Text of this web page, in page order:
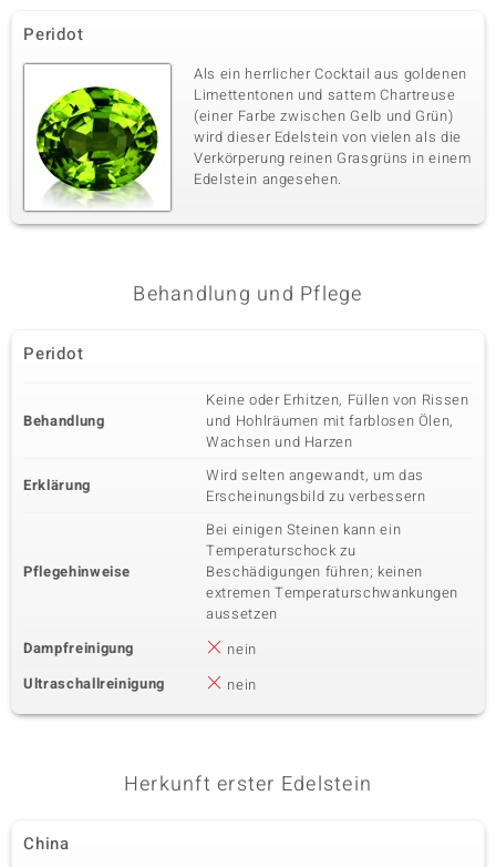
Peridot
Als ein herrlicher Cocktail aus goldenen
Limettentonen und sattem Chartreuse
(einer Farbe zwischen Gelb und Grün)
wird dieser Edelstein von vielen als die
Verkörperung reinen Grasgrüns in einem
Edelstein angesehen.
Behandlung und Pflege
Peridot
Behandlung
Keine oder Erhitzen, Füllen von Rissen
und Hohlräumen mit farblosen Ölen,
Wachsen und Harzen
Erklärung
Wird selten angewandt, um das
Erscheinungsbild zu verbessern
Pflegehinweise
Bei einigen Steinen kann ein
Temperaturschock zu
Beschädigungen führen; keinen
extremen Temperaturschwankungen
aussetzen
Dampfreinigung
nein
Ultraschallreinigung
nein
Herkunft erster Edelstein
China